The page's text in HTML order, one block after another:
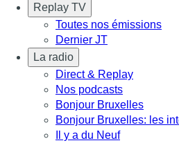
Replay TV
Toutes nos émissions
Dernier JT
La radio
Direct & Replay
Nos podcasts
Bonjour Bruxelles
Bonjour Bruxelles: les
Il y a du Neuf